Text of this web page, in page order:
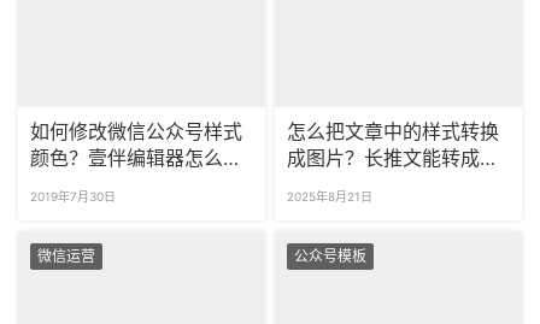
如何修改微信公众号样式
颜色？壹伴编辑器怎么样
2019年7月30日
怎么把文章中的样式转换
成图片？长推文能转成长
2025年8月21日
微信运营 公众号模板